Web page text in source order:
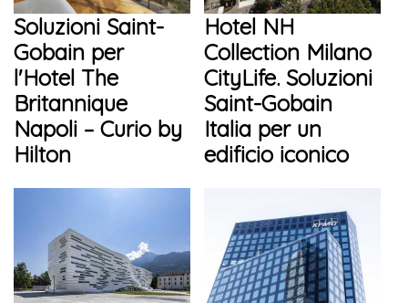
Soluzioni Saint-
Gobain per
l'Hotel The
Britannique
Napoli – Curio by
Hilton
Hotel NH
Collection Milano
CityLife. Soluzioni
Saint-Gobain
Italia per un
edificio iconico